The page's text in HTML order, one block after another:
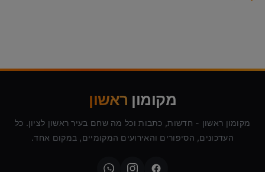
מקומון ראשון
מקומון ראשון - חדשות, כתבות וכל מה שחם בעיר ראשון לציון. כל
העדכונים, הסיפורים והאירועים המקומיים, במקום אחד.